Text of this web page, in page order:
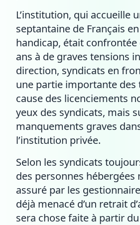
L’institution, qui accueille
septantaine de Français
handicap, était confrontée
ans à de graves tensions
direction, syndicats en
une partie importante des
cause des licenciements
yeux des syndicats, mais
manquements graves
l’institution privée.
Selon les syndicats
des personnes hébergées
assuré par les
déjà menacé d’un retrait
sera chose faite à partir